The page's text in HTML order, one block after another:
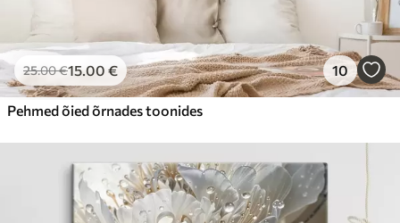
25.00€15.00 € 10
Pehmed õied õrnades toonides